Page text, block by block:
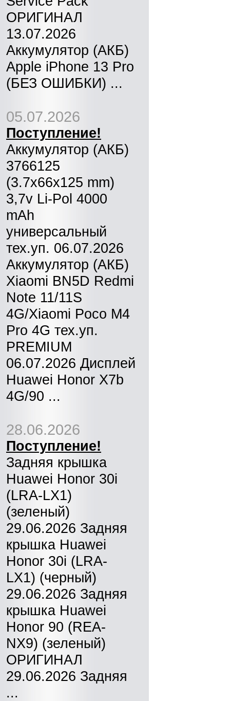
ОРИГИНАЛ
13.07.2026
Аккумулятор (АКБ)
Apple iPhone 13 Pro
(БЕЗ ОШИБКИ) ...
05.07.2026
Поступление!
Аккумулятор (АКБ)
3766125
(3.7x66x125 mm)
3,7v Li-Pol 4000
mAh
универсальный
тех.уп. 06.07.2026
Аккумулятор (АКБ)
Xiaomi BN5D Redmi
Note 11/11S
4G/Xiaomi Poco M4
Pro 4G тех.уп.
PREMIUM
06.07.2026 Дисплей
Huawei Honor X7b
4G/90 ...
28.06.2026
Поступление!
Задняя крышка
Huawei Honor 30i
(LRA-LX1)
(зеленый)
29.06.2026 Задняя
крышка Huawei
Honor 30i (LRA-
LX1) (черный)
29.06.2026 Задняя
крышка Huawei
Honor 90 (REA-
NX9) (зеленый)
ОРИГИНАЛ
29.06.2026 Задняя
...